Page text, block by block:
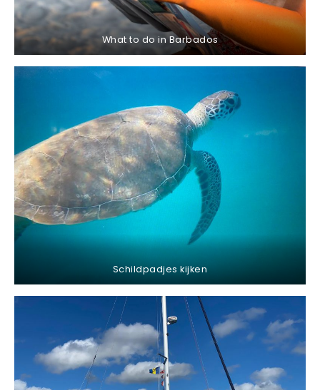
What to do in Barbados
Schildpadjes kijken